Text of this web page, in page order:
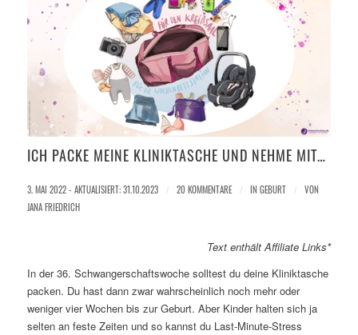
ICH PACKE MEINE KLINIKTASCHE UND NEHME MIT…
3. MAI 2022 - AKTUALISIERT: 31.10.2023 / 20 KOMMENTARE / IN GEBURT /
VON
JANA FRIEDRICH
Text enthält Affiliate Links*
In der 36. Schwangerschaftswoche solltest du deine Kliniktasche
packen. Du hast dann zwar wahrscheinlich noch mehr oder
weniger vier Wochen bis zur Geburt. Aber Kinder halten sich ja
selten an feste Zeiten und so kannst du Last-Minute-Stress